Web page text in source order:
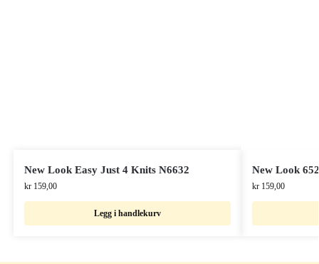
New Look Easy Just 4 Knits N6632
kr159,00
Legg i handlekurv
New Look
kr159,00